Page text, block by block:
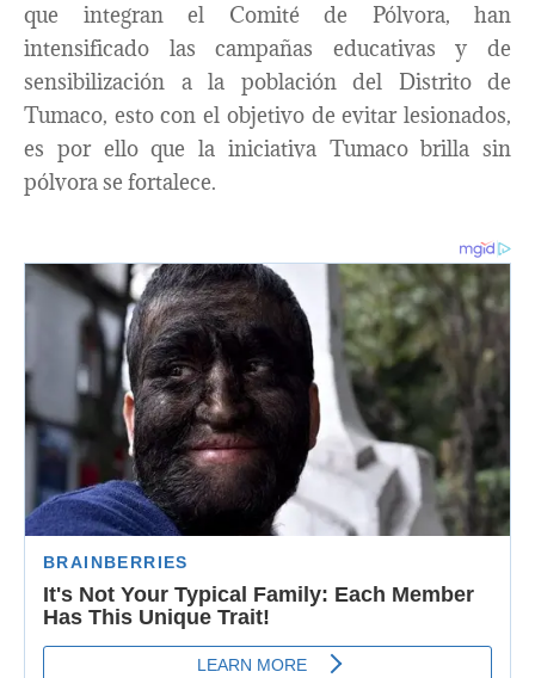
que integran el Comité de Pólvora, han
intensificado las campañas educativas y de
sensibilización a la población del Distrito de
Tumaco, esto con el objetivo de evitar lesionados,
es por ello que la iniciativa Tumaco brilla sin
pólvora se fortalece.